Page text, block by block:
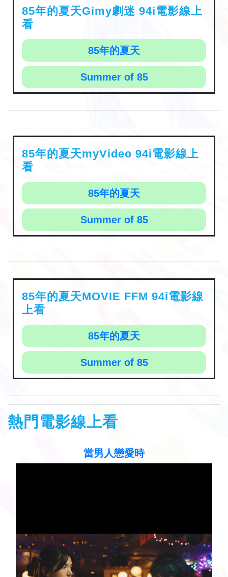
85年的夏天Gimy劇迷 94i電影線上
看
85年的夏天
Summer of 85
85年的夏天myVideo 94i電影線上
看
85年的夏天
Summer of 85
85年的夏天MOVIE FFM 94i電影線
上看
85年的夏天
Summer of 85
熱門電影線上看
聽見歌 再唱